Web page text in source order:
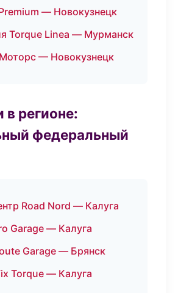
— Новокузнецк
Torque Linea — Мурманск
— Новокузнецк
в регионе:
федеральный
Road Nord — Калуга
Garage — Калуга
Garage — Брянск
Torque — Калуга